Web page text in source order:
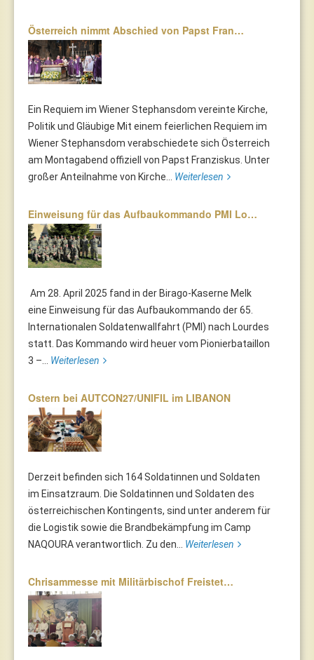
Österreich nimmt Abschied von Papst Fran…
Ein Requiem im Wiener Stephansdom vereinte Kirche,
Politik und Gläubige Mit einem feierlichen Requiem im
Wiener Stephansdom verabschiedete sich Österreich
am Montagabend offiziell von Papst Franziskus. Unter
großer Anteilnahme von Kirche... Weiterlesen
Einweisung für das Aufbaukommando PMI Lo…
Am 28. April 2025 fand in der Birago-Kaserne Melk
eine Einweisung für das Aufbaukommando der 65.
Internationalen Soldatenwallfahrt (PMI) nach Lourdes
statt. Das Kommando wird heuer vom Pionierbataillon
3 –... Weiterlesen
Ostern bei AUTCON27/UNIFIL im LIBANON
Derzeit befinden sich 164 Soldatinnen und Soldaten
im Einsatzraum. Die Soldatinnen und Soldaten des
österreichischen Kontingents, sind unter anderem für
die Logistik sowie die Brandbekämpfung im Camp
NAQOURA verantwortlich. Zu den... Weiterlesen
Chrisammesse mit Militärbischof Freistet…